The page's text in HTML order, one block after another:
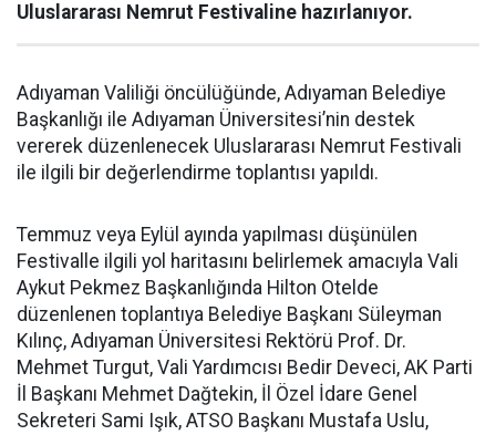
Uluslararası Nemrut Festivaline hazırlanıyor.
Adıyaman Valiliği öncülüğünde, Adıyaman Belediye
Başkanlığı ile Adıyaman Üniversitesi’nin destek
vererek düzenlenecek Uluslararası Nemrut Festivali
ile ilgili bir değerlendirme toplantısı yapıldı.
Temmuz veya Eylül ayında yapılması düşünülen
Festivalle ilgili yol haritasını belirlemek amacıyla Vali
Aykut Pekmez Başkanlığında Hilton Otelde
düzenlenen toplantıya Belediye Başkanı Süleyman
Kılınç, Adıyaman Üniversitesi Rektörü Prof. Dr.
Mehmet Turgut, Vali Yardımcısı Bedir Deveci, AK Parti
İl Başkanı Mehmet Dağtekin, İl Özel İdare Genel
Sekreteri Sami Işık, ATSO Başkanı Mustafa Uslu,